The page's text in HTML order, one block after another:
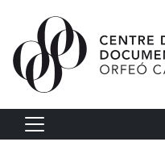
Vés al contingut
Navegació